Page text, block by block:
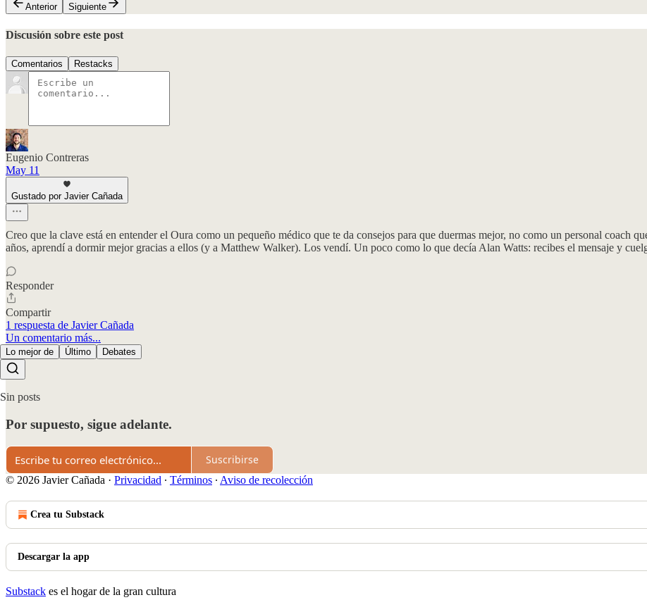
Anterior
Siguiente
Discusión sobre este post
Comentarios Restacks
Eugenio Contreras
May 11
Gustado por Javier Cañada
Creo que la clave está en entender el Oura como un pequeño médico que te da consejos para que duermas mejor, no como un personal coach
años, aprendí a dormir mejor gracias a ellos (y a Matthew Walker). Los vendí. Un poco como lo que decía Alan Watts: recibes el mensaje y
Responder
Compartir
1 respuesta de Javier Cañada
Un comentario más...
Lo mejor de Último Debates
Sin posts
Por supuesto, sigue adelante.
Suscribirse
© 2026 Javier Cañada · Privacidad ∙ Términos ∙ Aviso de recolección
Crea tu Substack
Descargar la app
Substack es el hogar de la gran cultura